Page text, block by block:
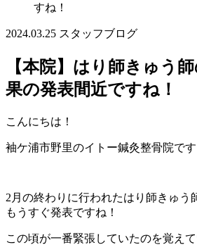
すね！
2024.03.25 スタッフブログ
【本院】はり師きゅう
果の発表間近ですね！
こんにちは！
袖ケ浦市野里のイトー鍼灸整骨院です
2月の終わりに行われたはり師きゅう
もうすぐ発表ですね！
この頃が一番緊張していたのを覚えて